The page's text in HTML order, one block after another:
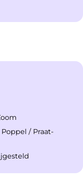
/ Praat-